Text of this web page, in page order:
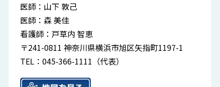
医師：山下 敦己
医師：森 美佳
看護師：戸草内 智恵
〒241-0811 神奈川県横浜市旭区矢指町1197-1
TEL：045-366-1111（代表）